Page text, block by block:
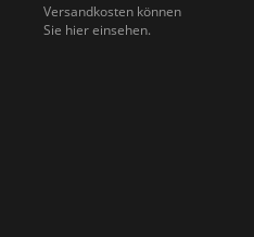
Versandkosten können
Sie hier einsehen.